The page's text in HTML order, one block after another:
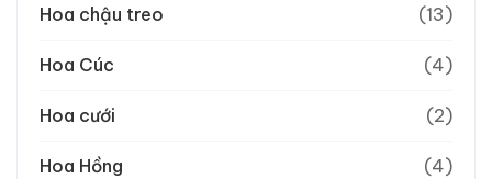
Hoa chậu treo (13)
Hoa Cúc (4)
Hoa cưới (2)
Hoa Hồng (4)